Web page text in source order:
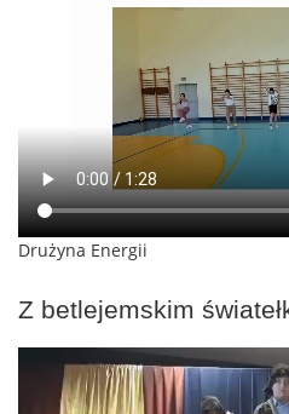
Drużyna Energii
Z betlejemskim
Odtwarzacz